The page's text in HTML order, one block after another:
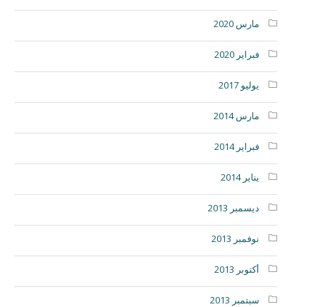
مارس 2020
فبراير 2020
يوليو 2017
مارس 2014
فبراير 2014
يناير 2014
ديسمبر 2013
نوفمبر 2013
أكتوبر 2013
سبتمبر 2013